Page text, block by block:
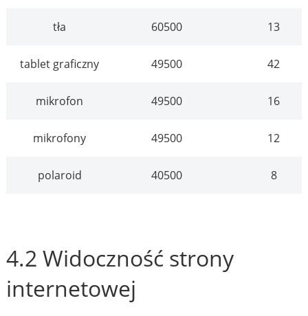
tła 60500 13
tablet graficzny 49500 42
mikrofon 49500 16
mikrofony 49500 12
polaroid 40500 8
4.2 Widoczność strony
internetowej